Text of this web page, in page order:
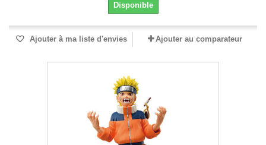
Disponible
Ajouter à ma liste d'envies Ajouter au comparateur